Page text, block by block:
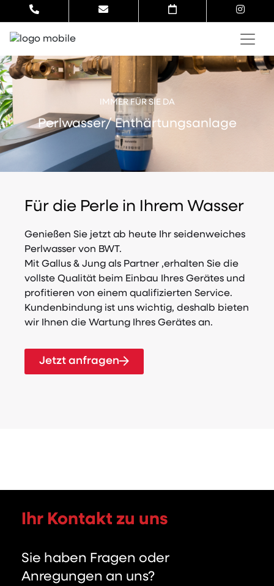
IMMER FÜR SIE DA
Perlwasser/ Enthärtungsanlage
Für die Perle in Ihrem Wasser
Genießen Sie jetzt ab heute Ihr seidenweiches
Perlwasser von BWT.
Mit Gallus & Jung als Partner ,erhalten Sie die
vollste Qualität beim Einbau Ihres Gerätes und
profitieren von einem qualifizierten Service.
Kundenbindung ist uns wichtig, deshalb bieten
wir Ihnen die Wartung Ihres Gerätes an.
Jetzt anfragen
Ihr Kontakt zu uns
Sie haben Fragen oder
Anregungen an uns?